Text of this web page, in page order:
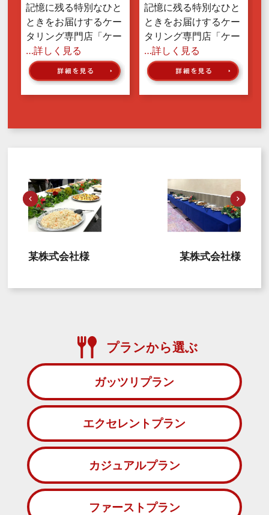
記憶に残る特別なひと
ときをお届けするケー
タリング専門店「ケー
…詳しく見る
記憶に残る特別なひと
ときをお届けするケー
タリング専門店「ケー
…詳しく見る
某株式会社様 某株式会社様
プランから選ぶ
ガッツリプラン
エクセレントプラン
カジュアルプラン
ファーストプラン